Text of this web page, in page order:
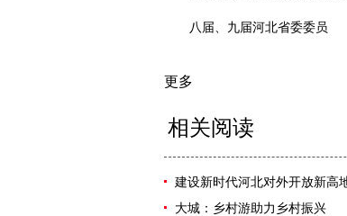
八届、九届河北省委委员
更多
相关阅读
建设新时代河北对外开放新高
大城：乡村游助力乡村振兴